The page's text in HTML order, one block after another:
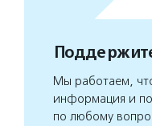
Мы работаем,
информация и
по любому